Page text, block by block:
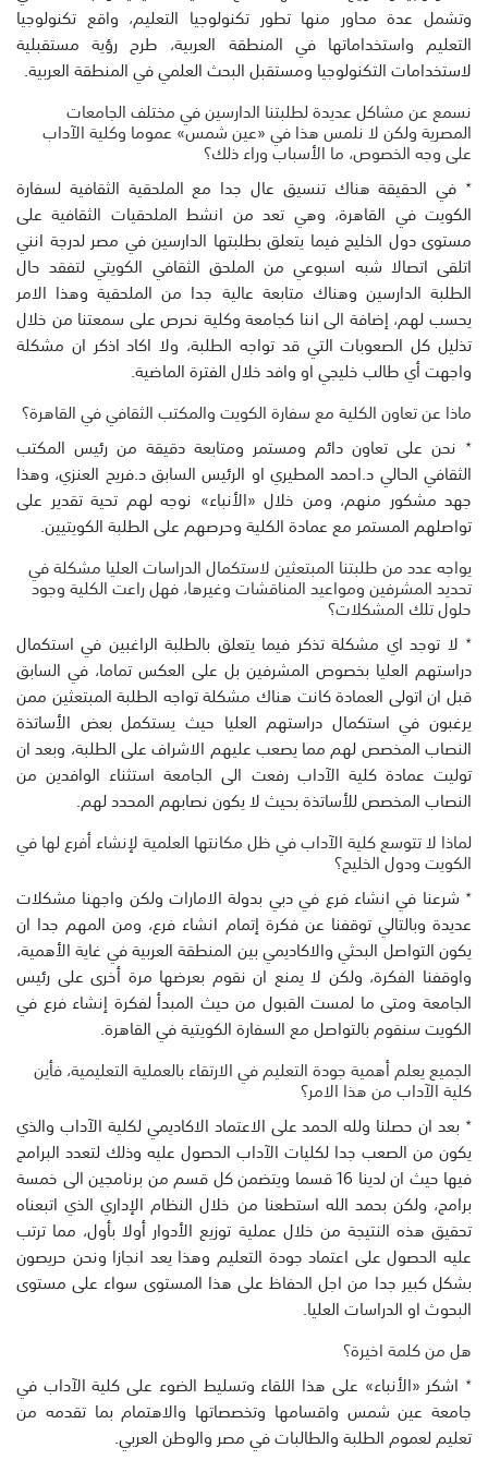
وتشمل عدة محاور منها تطور تكنولوجيا التعليم، واقع تكنولوجيا
التعليم واستخداماتها في المنطقة العربية، طرح رؤية مستقبلية
لاستخدامات التكنولوجيا ومستقبل البحث العلمي في المنطقة العربية.
نسمع عن مشاكل عديدة لطلبتنا الدارسين في مختلف الجامعات
المصرية ولكن لا نلمس هذا في «عين شمس» عموما وكلية الآداب
على وجه الخصوص، ما الأسباب وراء ذلك؟
٭ في الحقيقة هناك تنسيق عال جدا مع الملحقية الثقافية لسفارة
الكويت في القاهرة، وهي تعد من انشط الملحقيات الثقافية على
مستوى دول الخليج فيما يتعلق بطلبتها الدارسين في مصر لدرجة انني
اتلقى اتصالا شبه اسبوعي من الملحق الثقافي الكويتي لتفقد حال
الطلبة الدارسين وهناك متابعة عالية جدا من الملحقية وهذا الامر
يحسب لهم، إضافة الى اننا كجامعة وكلية نحرص على سمعتنا من خلال
تذليل كل الصعوبات التي قد تواجه الطلبة، ولا اكاد اذكر ان مشكلة
واجهت أي طالب خليجي او وافد خلال الفترة الماضية.
ماذا عن تعاون الكلية مع سفارة الكويت والمكتب الثقافي في القاهرة؟
٭ نحن على تعاون دائم ومستمر ومتابعة دقيقة من رئيس المكتب
الثقافي الحالي د.احمد المطيري او الرئيس السابق د.فريح العنزي، وهذا
جهد مشكور منهم، ومن خلال «الأنباء» نوجه لهم تحية تقدير على
تواصلهم المستمر مع عمادة الكلية وحرصهم على الطلبة الكويتيين.
يواجه عدد من طلبتنا المبتعثين لاستكمال الدراسات العليا مشكلة في
تحديد المشرفين ومواعيد المناقشات وغيرها، فهل راعت الكلية وجود
حلول تلك المشكلات؟
٭ لا توجد اي مشكلة تذكر فيما يتعلق بالطلبة الراغبين في استكمال
دراستهم العليا بخصوص المشرفين بل على العكس تماما، في السابق
قبل ان اتولى العمادة كانت هناك مشكلة تواجه الطلبة المبتعثين ممن
يرغبون في استكمال دراستهم العليا حيث يستكمل بعض الأساتذة
النصاب المخصص لهم مما يصعب عليهم الاشراف على الطلبة، وبعد ان
توليت عمادة كلية الآداب رفعت الى الجامعة استثناء الوافدين من
النصاب المخصص للأساتذة بحيث لا يكون نصابهم المحدد لهم.
لماذا لا تتوسع كلية الآداب في ظل مكانتها العلمية لإنشاء أفرع لها في
الكويت ودول الخليج؟
٭ شرعنا في انشاء فرع في دبي بدولة الامارات ولكن واجهنا مشكلات
عديدة وبالتالي توقفنا عن فكرة إتمام انشاء فرع، ومن المهم جدا ان
يكون التواصل البحثي والاكاديمي بين المنطقة العربية في غاية الأهمية،
واوقفنا الفكرة، ولكن لا يمنع ان نقوم بعرضها مرة أخرى على رئيس
الجامعة ومتى ما لمست القبول من حيث المبدأ لفكرة إنشاء فرع في
الكويت سنقوم بالتواصل مع السفارة الكويتية في القاهرة.
الجميع يعلم أهمية جودة التعليم في الارتقاء بالعملية التعليمية، فأين
كلية الآداب من هذا الامر؟
٭ بعد ان حصلنا ولله الحمد على الاعتماد الاكاديمي لكلية الآداب والذي
يكون من الصعب جدا لكليات الآداب الحصول عليه وذلك لتعدد البرامج
فيها حيث ان لدينا 16 قسما ويتضمن كل قسم من برنامجين الى خمسة
برامج، ولكن بحمد الله استطعنا من خلال النظام الإداري الذي اتبعناه
تحقيق هذه النتيجة من خلال عملية توزيع الأدوار أولا بأول، مما ترتب
عليه الحصول على اعتماد جودة التعليم وهذا يعد انجازا ونحن حريصون
بشكل كبير جدا من اجل الحفاظ على هذا المستوى سواء على مستوى
البحوث او الدراسات العليا.
هل من كلمة اخيرة؟
٭ اشكر «الأنباء» على هذا اللقاء وتسليط الضوء على كلية الآداب في
جامعة عين شمس واقسامها وتخصصاتها والاهتمام بما تقدمه من
تعليم لعموم الطلبة والطالبات في مصر والوطن العربي.